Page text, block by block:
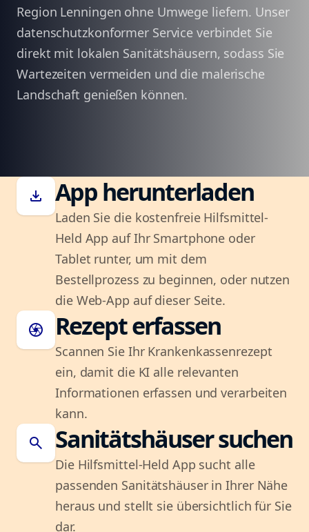
Region Lenningen ohne Umwege liefern. Unser
datenschutzkonformer Service verbindet Sie
direkt mit lokalen Sanitätshäusern, sodass Sie
Wartezeiten vermeiden und die malerische
Landschaft genießen können.
download App herunterladen
Laden Sie die kostenfreie Hilfsmittel-
Held App auf Ihr Smartphone oder
Tablet runter, um mit dem
Bestellprozess zu beginnen, oder nutzen
die Web-App auf dieser Seite.
camera Rezept erfassen
Scannen Sie Ihr Krankenkassenrezept
ein, damit die KI alle relevanten
Informationen erfassen und verarbeiten
kann.
search Sanitätshäuser suchen
Die Hilfsmittel-Held App sucht alle
passenden Sanitätshäuser in Ihrer Nähe
heraus und stellt sie übersichtlich für Sie
dar.